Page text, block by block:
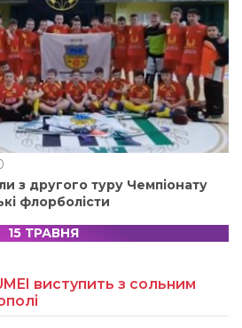
з другого туру Чемпіонату
флорболісти
15 ТРАВНЯ
виступить з сольним